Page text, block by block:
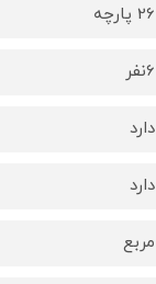
26 پارچه
6نفر
دارد
دارد
مربع